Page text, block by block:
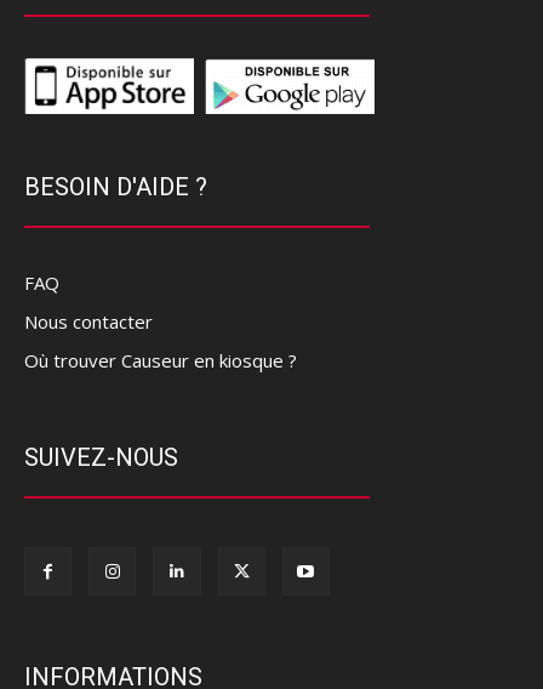
BESOIN D'AIDE ?
FAQ
Nous contacter
Où trouver Causeur en kiosque ?
SUIVEZ-NOUS
INFORMATIONS